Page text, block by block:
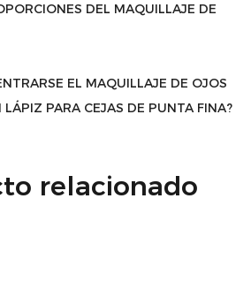
DEL MAQUILLAJE DE
EL MAQUILLAJE DE OJOS
PARA CEJAS DE PUNTA FINA?
relacionado